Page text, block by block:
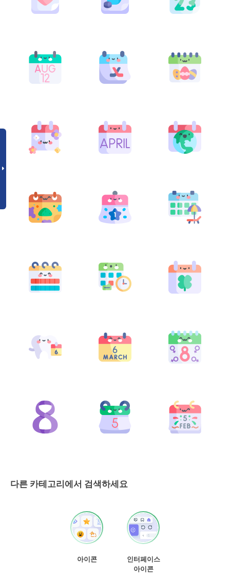
다른 카테고리에서 검색하세요
아이콘
인터페이스
아이콘